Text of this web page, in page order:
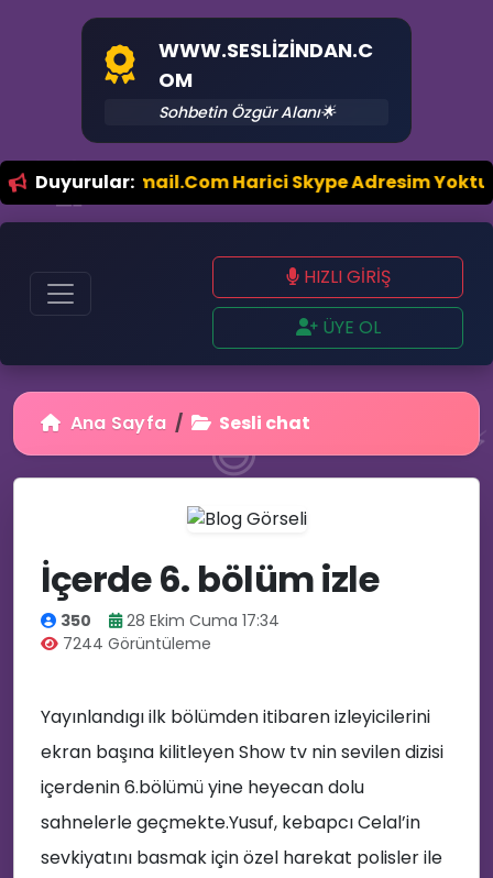
💡
😆 ⚡
👥
WWW.SESLIZINDAN.C
OM
Sohbetin Özgür Alanı🌟
Duyurular: Harici Skype Adresim Yoktur,
HIZLI GİRİŞ
ÜYE OL
Ana Sayfa Sesli chat
İçerde 6. bölüm izle
350
28 Ekim Cuma 17:34
7244 Görüntüleme
Yayınlandıgı ilk bölümden itibaren izleyicilerini
ekran başına kilitleyen Show tv nin sevilen dizisi
içerdenin 6.bölümü yine heyecan dolu
sahnelerle geçmekte.Yusuf, kebapcı Celal’in
sevkiyatını basmak için özel harekat polisler ile